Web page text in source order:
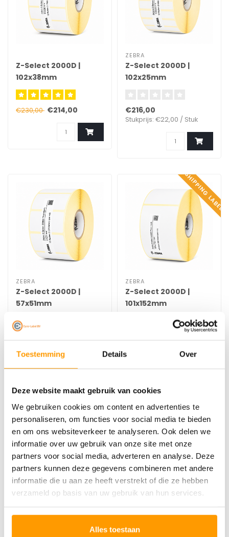
Toestemming Details Over
Deze website maakt gebruik van cookies
We gebruiken cookies om content en advertenties te
personaliseren, om functies voor social media te bieden
en om ons websiteverkeer te analyseren. Ook delen we
informatie over uw gebruik van onze site met onze
partners voor social media, adverteren en analyse. Deze
partners kunnen deze gegevens combineren met andere
informatie die u aan ze heeft verstrekt of die ze hebben
verzameld op basis van uw gebruik van hun services.
Alles toestaan
Z-Select 2000D |
102x38mm
€230,00 €214,00
ZEBRA
Z-Select 2000D |
102x25mm
€216,00
Stukprijs: €22,00 / Stuk
ZEBRA
Z-Select 2000D |
57x51mm
SHIPPING LABEL
ZEBRA
Z-Select 2000D |
101x152mm
ZEBRA
Z-Select 2000D |
ZEBRA
Z-Select 2000D |
32x25mm